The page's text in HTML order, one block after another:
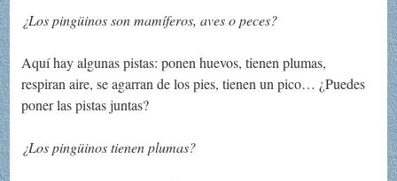
¿Los pingüinos son mamíferos, aves o peces?
Aquí hay algunas pistas: ponen huevos, tienen plumas,
respiran aire, se agarran de los pies, tienen un pico… ¿Puedes
poner las pistas juntas?
¿Los pingüinos tienen plumas?